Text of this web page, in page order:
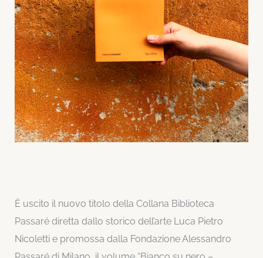
È uscito il nuovo titolo della Collana Biblioteca
Passaré diretta dallo storico dell’arte Luca Pietro
Nicoletti e promossa dalla Fondazione Alessandro